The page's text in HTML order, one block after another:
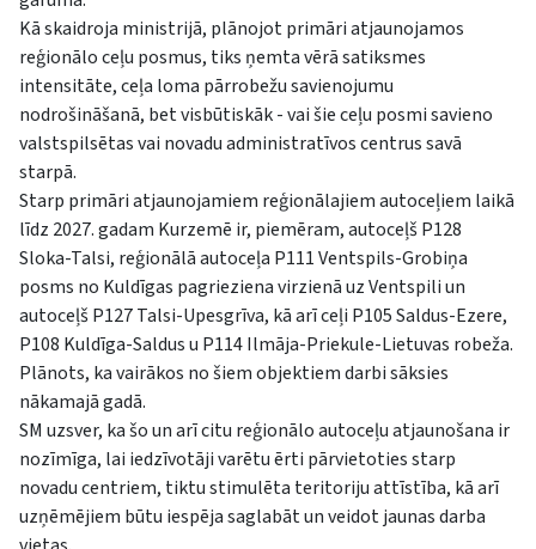
Kā skaidroja ministrijā, plānojot primāri atjaunojamos
reģionālo ceļu posmus, tiks ņemta vērā satiksmes
intensitāte, ceļa loma pārrobežu savienojumu
nodrošināšanā, bet visbūtiskāk - vai šie ceļu posmi savieno
valstspilsētas vai novadu administratīvos centrus savā
starpā.
Starp primāri atjaunojamiem reģionālajiem autoceļiem laikā
līdz 2027. gadam Kurzemē ir, piemēram, autoceļš P128
Sloka-Talsi, reģionālā autoceļa P111 Ventspils-Grobiņa
posms no Kuldīgas pagrieziena virzienā uz Ventspili un
autoceļš P127 Talsi-Upesgrīva, kā arī ceļi P105 Saldus-Ezere,
P108 Kuldīga-Saldus u P114 Ilmāja-Priekule-Lietuvas robeža.
Plānots, ka vairākos no šiem objektiem darbi sāksies
nākamajā gadā.
SM uzsver, ka šo un arī citu reģionālo autoceļu atjaunošana ir
nozīmīga, lai iedzīvotāji varētu ērti pārvietoties starp
novadu centriem, tiktu stimulēta teritoriju attīstība, kā arī
uzņēmējiem būtu iespēja saglabāt un veidot jaunas darba